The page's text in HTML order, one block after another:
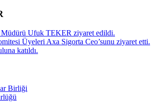
Ufuk TEKER ziyaret edildi.
Üyeleri Axa Sigorta Ceo’sunu ziyaret etti.
katıldı.
Birliği